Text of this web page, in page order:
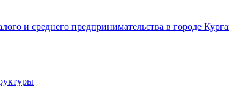
и среднего предпринимательства в городе